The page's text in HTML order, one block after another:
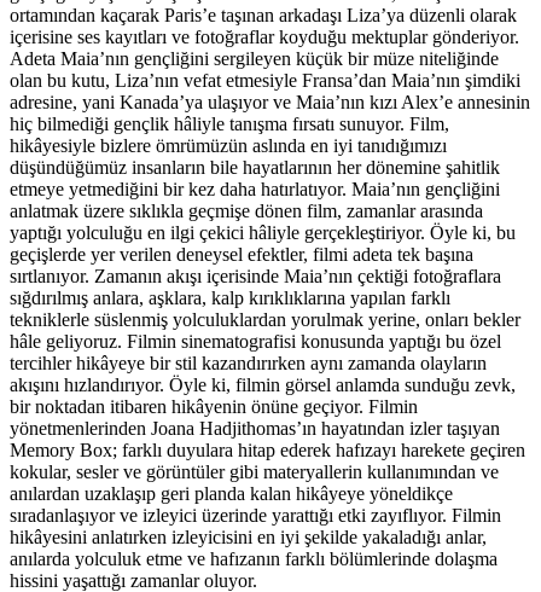
ortamından kaçarak Paris’e taşınan arkadaşı Liza’ya düzenli olarak
içerisine ses kayıtları ve fotoğraflar koyduğu mektuplar gönderiyor.
Adeta Maia’nın gençliğini sergileyen küçük bir müze niteliğinde
olan bu kutu, Liza’nın vefat etmesiyle Fransa’dan Maia’nın şimdiki
adresine, yani Kanada’ya ulaşıyor ve Maia’nın kızı Alex’e annesinin
hiç bilmediği gençlik hâliyle tanışma fırsatı sunuyor. Film,
hikâyesiyle bizlere ömrümüzün aslında en iyi tanıdığımızı
düşündüğümüz insanların bile hayatlarının her dönemine şahitlik
etmeye yetmediğini bir kez daha hatırlatıyor. Maia’nın gençliğini
anlatmak üzere sıklıkla geçmişe dönen film, zamanlar arasında
yaptığı yolculuğu en ilgi çekici hâliyle gerçekleştiriyor. Öyle ki, bu
geçişlerde yer verilen deneysel efektler, filmi adeta tek başına
sırtlanıyor. Zamanın akışı içerisinde Maia’nın çektiği fotoğraflara
sığdırılmış anlara, aşklara, kalp kırıklıklarına yapılan farklı
tekniklerle süslenmiş yolculuklardan yorulmak yerine, onları bekler
hâle geliyoruz. Filmin sinematografisi konusunda yaptığı bu özel
tercihler hikâyeye bir stil kazandırırken aynı zamanda olayların
akışını hızlandırıyor. Öyle ki, filmin görsel anlamda sunduğu zevk,
bir noktadan itibaren hikâyenin önüne geçiyor. Filmin
yönetmenlerinden Joana Hadjithomas’ın hayatından izler taşıyan
Memory Box; farklı duyulara hitap ederek hafızayı harekete geçiren
kokular, sesler ve görüntüler gibi materyallerin kullanımından ve
anılardan uzaklaşıp geri planda kalan hikâyeye yöneldikçe
sıradanlaşıyor ve izleyici üzerinde yarattığı etki zayıflıyor. Filmin
hikâyesini anlatırken izleyicisini en iyi şekilde yakaladığı anlar,
anılarda yolculuk etme ve hafızanın farklı bölümlerinde dolaşma
hissini yaşattığı zamanlar oluyor.